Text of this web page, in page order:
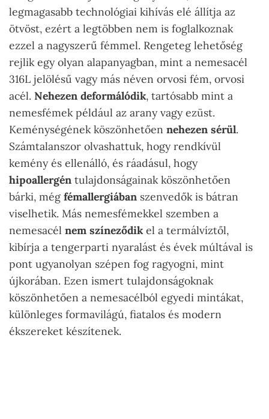
legmagasabb technológiai kihívás elé állítja az
ötvöst, ezért a legtöbben nem is foglalkoznak
ezzel a nagyszerű fémmel. Rengeteg lehetőség
rejlik egy olyan alapanyagban, mint a nemesacél
316L jelölésű vagy más néven orvosi fém, orvosi
acél. Nehezen deformálódik, tartósabb mint a
nemesfémek például az arany vagy ezüst.
Keménységének köszönhetően nehezen sérül.
Számtalanszor olvashattuk, hogy rendkívül
kemény és ellenálló, és ráadásul, hogy
hipoallergén tulajdonságainak köszönhetően
bárki, még fémallergiában szenvedők is bátran
viselhetik. Más nemesfémekkel szemben a
nemesacél nem színeződik el a termálvíztől,
kibírja a tengerparti nyaralást és évek múltával is
pont ugyanolyan szépen fog ragyogni, mint
újkorában. Ezen ismert tulajdonságoknak
köszönhetően a nemesacélból egyedi mintákat,
különleges formavilágú, fiatalos és modern
ékszereket készítenek.